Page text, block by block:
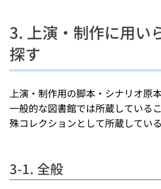
3. 上演・制作に用い
探す
上演・制作用の脚本・シナリオ原
一般的な図書館では所蔵している
殊コレクションとして所蔵してい
3-1. 全般